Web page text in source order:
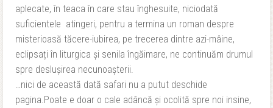
aplecate, în teaca în care stau înghesuite, niciodată
suficientele atingeri, pentru a termina un roman despre
misterioasă tăcere-iubirea, pe trecerea dintre azi-mâine,
eclipsați în liturgica și senila îngăimare, ne continuăm drumul
spre deslușirea necunoașterii.
…nici de această dată safari nu a putut deschide
pagina.Poate e doar o cale adâncă și ocolită spre noi insine,